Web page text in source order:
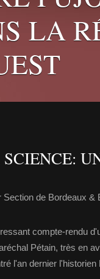
LA
Section de Bordeaux
compte-rendu
Pétain, très en
l'an dernier